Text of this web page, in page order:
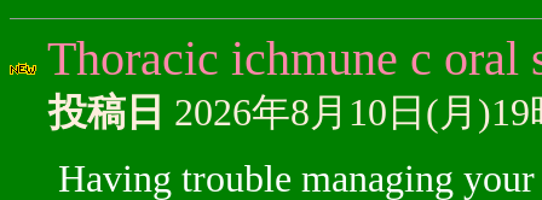
Thoracic ichmune c oral
投稿日 2026年8月10日(月
Having trouble managing